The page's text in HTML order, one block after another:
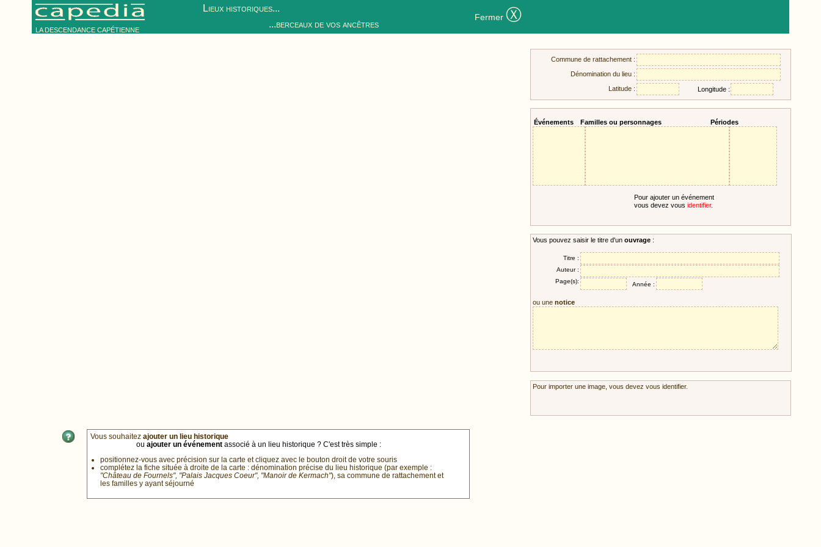
LA DESCENDANCE CAPÉTIENNE
Lieux historiques...
...berceaux de vos ancêtres
Fermer Ⓧ
Vous souhaitez ajouter un lieu historique
ou ajouter un événement associé à un lieu historique ? C'est très simple :
positionnez-vous avec précision sur la carte et cliquez avec le bouton droit de votre souris
complétez la fiche située à droite de la carte : dénomination précise du lieu historique (par exemple :
"Château de Fournels", "Palais Jacques Coeur", "Manoir de Kermach"), sa commune de rattachement et
les familles y ayant séjourné
Commune de rattachement :
Dénomination du lieu :
Latitude :
Longitude :
Événements Familles ou personnages Périodes
Pour ajouter un événement
vous devez vous identifier.
Vous pouvez saisir le titre d'un ouvrage :
Titre :
Auteur :
Page(s):
Année :
ou une notice
Pour importer une image, vous devez vous identifier.